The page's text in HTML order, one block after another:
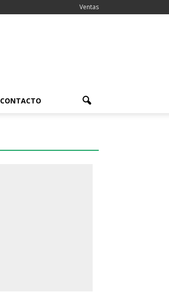
Ventas
CONTACTO